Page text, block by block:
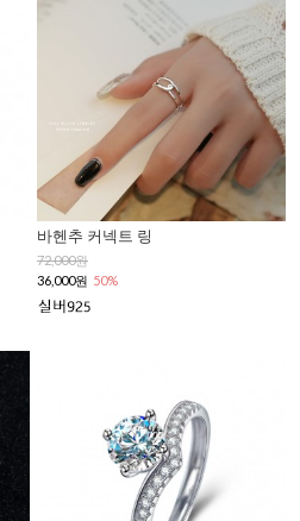
바헨추 커넥트 링
72,000원
36,000원 50%